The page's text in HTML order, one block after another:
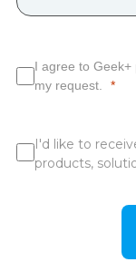
I agree to
my request.
I'd like to
products,